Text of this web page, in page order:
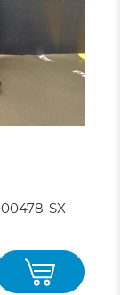
SX